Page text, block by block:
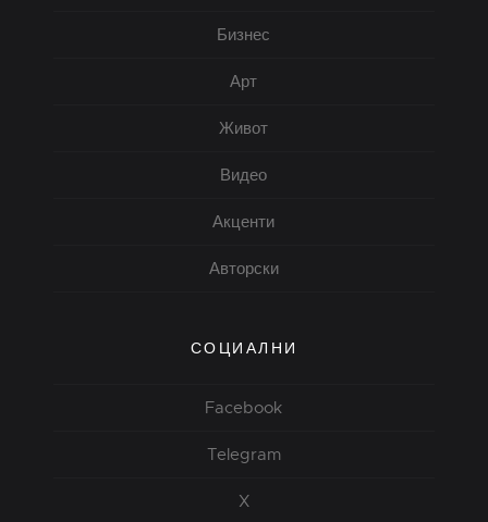
Бизнес
Арт
Живот
Видео
Акценти
Авторски
СОЦИАЛНИ
Facebook
Telegram
X